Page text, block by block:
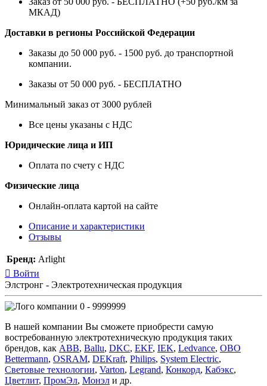
МКАД)
Доставки в регионы Российской Федерации
Заказы до 50 000 руб. - 1500 руб. до транспортной
компании.
Заказы от 50 000 руб. - БЕСПЛАТНО
Минимальный заказ от 3000 рублей
Все цены указаны с НДС
Юридические лица и ИП
Оплата по счету с НДС
Физические лица
Онлайн-оплата картой на сайте
Описание и характеристики
Отзывы
Бренд: Arlight
Войти
Элстронг - Электротехническая продукция
0 - 9999999
В нашей компании Вы сможете приобрести самую
востребованную электротехническую продукция таких
брендов, как ABB, Ballu, DKC, EKF, IEK, Ledvance, OBO
Bettermann, OSRAM, DEKraft, Philips, System Electric,
Световые технологии, Varton, Legrand, Конкорд, Кабэкс,
Цветлит, ПромЭл, Монэл и др.